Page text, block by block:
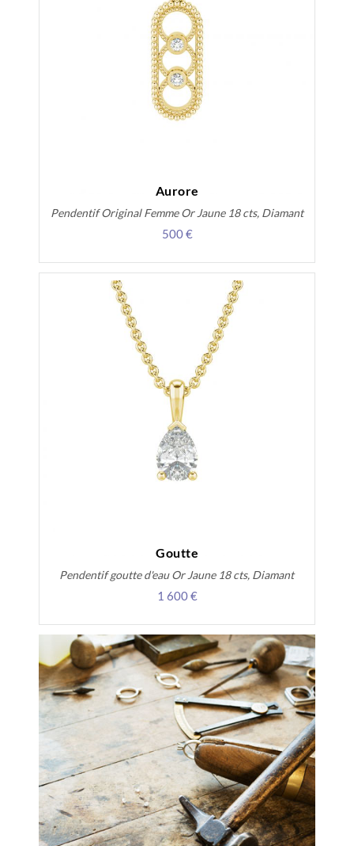
Aurore
Pendentif Original Femme Or Jaune 18 cts, Diamant
500 €
Goutte
Pendentif goutte d'eau Or Jaune 18 cts, Diamant
1 600 €